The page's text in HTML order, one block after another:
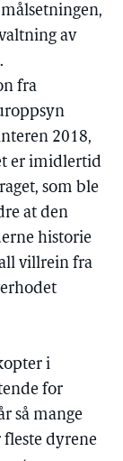
av
fra
2018,
er imidlertid
som ble
at den
historie
villrein fra
i
for
så mange
dyrene